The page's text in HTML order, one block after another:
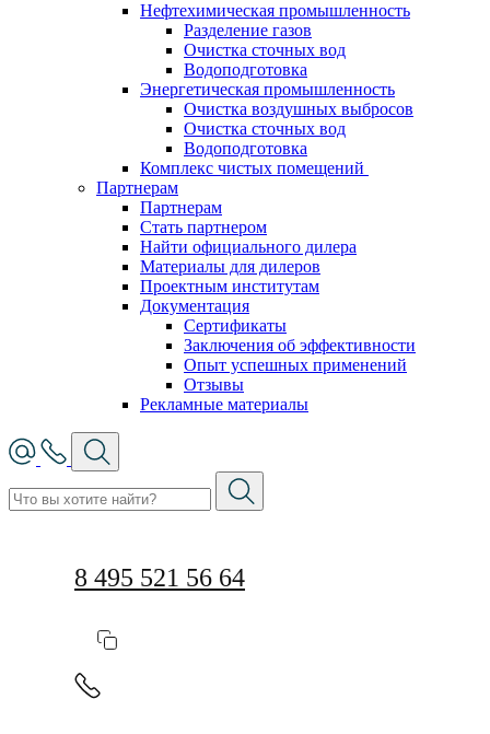
Нефтехимическая промышленность
Разделение газов
Очистка сточных вод
Водоподготовка
Энергетическая промышленность
Очистка воздушных выбросов
Очистка сточных вод
Водоподготовка
Комплекс чистых помещений
Партнерам
Партнерам
Стать партнером
Найти официального дилера
Материалы для дилеров
Проектным институтам
Документация
Сертификаты
Заключения об эффективности
Опыт успешных применений
Отзывы
Рекламные материалы
8 495 521 56 64